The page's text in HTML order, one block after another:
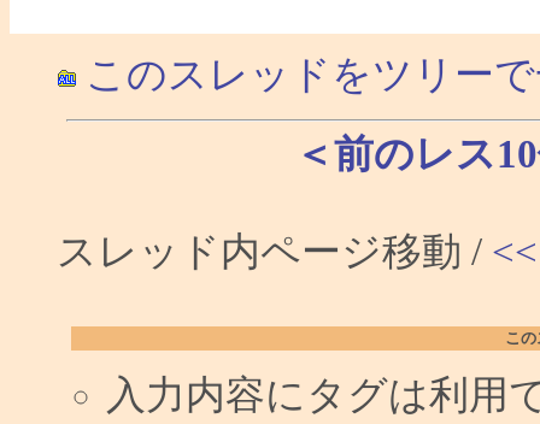
このスレッドをツリー
＜前のレス
スレッド内ページ移動 / <<
こ
入力内容にタグは利用